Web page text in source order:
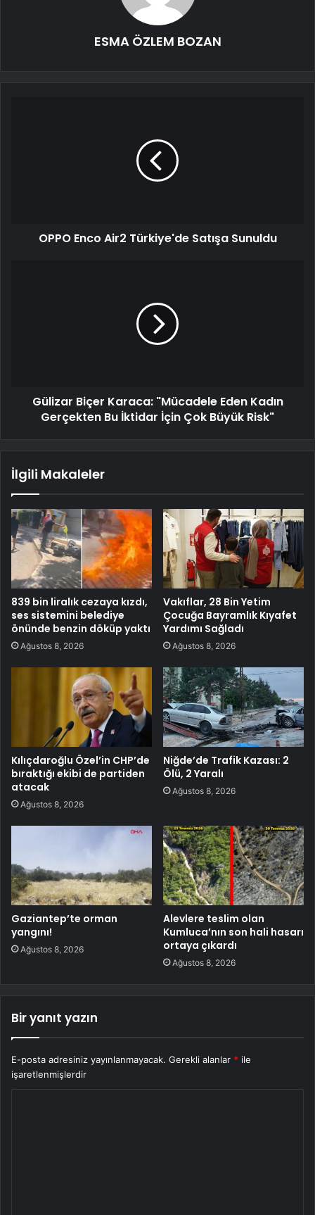
ESMA ÖZLEM BOZAN
OPPO Enco Air2 Türkiye'de Satışa Sunuldu
Gülizar Biçer Karaca: "Mücadele Eden Kadın
Gerçekten Bu İktidar İçin Çok Büyük Risk"
İlgili Makaleler
839 bin liralık cezaya kızdı,
ses sistemini belediye
önünde benzin döküp yaktı
Ağustos 8, 2026
Vakıflar, 28 Bin Yetim
Çocuğa Bayramlık Kıyafet
Yardımı Sağladı
Ağustos 8, 2026
Kılıçdaroğlu Özel’in CHP’de
bıraktığı ekibi de partiden
atacak
Ağustos 8, 2026
Niğde’de Trafik Kazası: 2
Ölü, 2 Yaralı
Ağustos 8, 2026
Gaziantep’te orman
yangını!
Ağustos 8, 2026
Alevlere teslim olan
Kumluca’nın son hali hasarı
ortaya çıkardı
Ağustos 8, 2026
Bir yanıt yazın
E-posta adresiniz yayınlanmayacak. Gerekli alanlar * ile
işaretlenmişlerdir